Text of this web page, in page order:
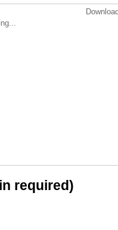
required)